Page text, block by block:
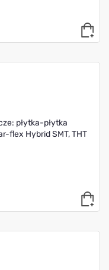
płytka-płytka
flex Hybrid SMT, THT